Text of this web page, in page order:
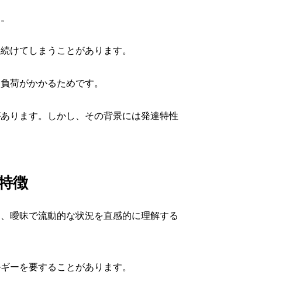
けてしまうことがあります。
荷がかかるためです。
ります。しかし、その背景には発達特性
徴
曖昧で流動的な状況を直感的に理解する
を要することがあります。